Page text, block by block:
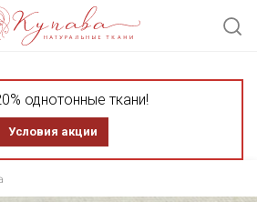
однотонные ткани!
Условия акции